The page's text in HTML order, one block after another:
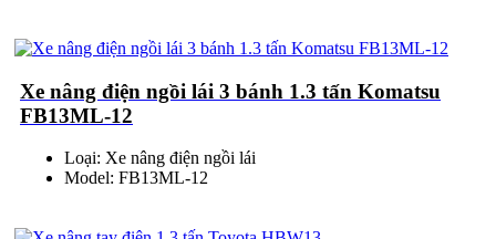
Xe nâng điện ngồi lái 3 bánh 1.3 tấn Komatsu
FB13ML-12
Loại: Xe nâng điện ngồi lái
Model: FB13ML-12